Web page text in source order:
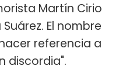
Martín Cirio
El nombre
referencia a
discordia".